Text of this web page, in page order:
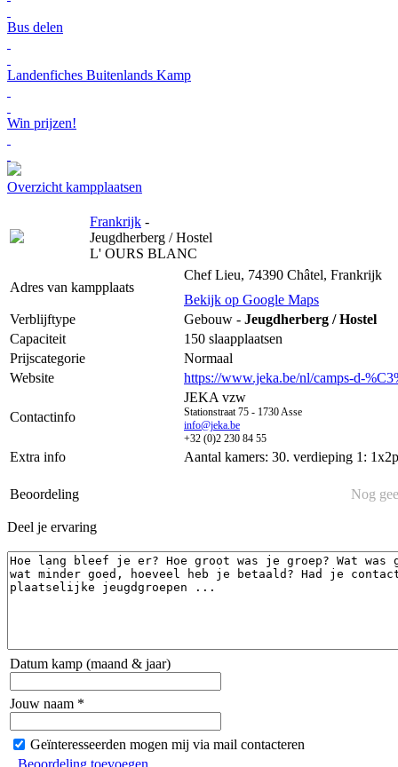
Bus delen
Landenfiches Buitenlands Kamp
Win prijzen!
Overzicht kampplaatsen
Frankrijk -
Jeugdherberg / Hostel
L' OURS BLANC
Adres van kampplaats
Chef Lieu, 74390 Châtel, Frankrijk
Bekijk op Google Maps
Verblijftype
Gebouw - Jeugdherberg / Hostel
Capaciteit
150 slaapplaatsen
Prijscategorie
Normaal
Website
https://www.jeka.be/nl/camps-d-
Contactinfo
JEKA vzw
Stationstraat 75 - 1730 Asse
info@jeka.be
+32 (0)2 230 84 55
Extra info Aantal kamers: 30. verdieping 1:
Beoordeling Nog
Deel je ervaring
Datum kamp (maand & jaar)
Jouw naam *
Geïnteresseerden mogen mij via mail contacteren
Beoordeling toevoegen